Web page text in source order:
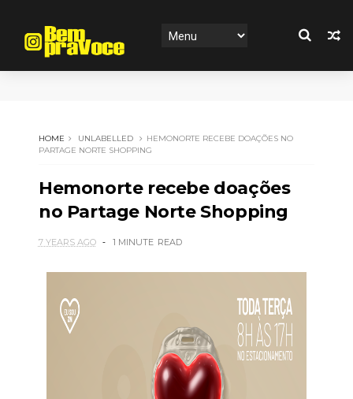
HOME UNLABELLED
HEMONORTE RECEBE DOAÇÕES NO
PARTAGE NORTE SHOPPING
Hemonorte recebe doações
no Partage Norte Shopping
7 YEARS AGO 1 MINUTE READ